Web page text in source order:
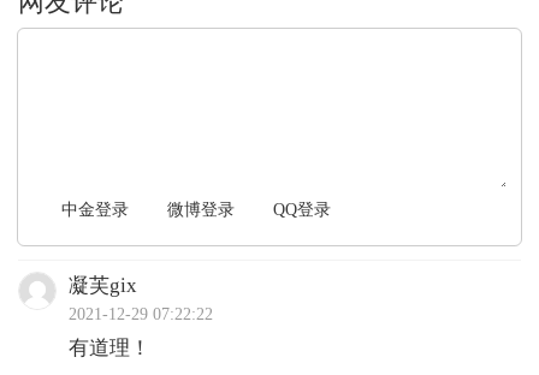
中金登录 微博登录 QQ登录
凝芙gix
2021-12-29 07:22:22
有道理！